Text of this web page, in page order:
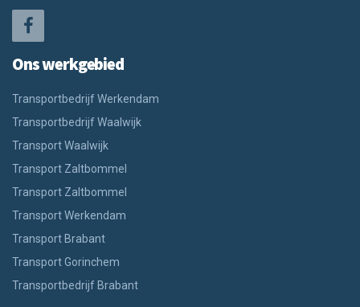
Ons werkgebied
Transportbedrijf Werkendam
Transportbedrijf Waalwijk
Transport Waalwijk
Transport Zaltbommel
Transport Zaltbommel
Transport Werkendam
Transport Brabant
Transport Gorinchem
Transportbedrijf Brabant